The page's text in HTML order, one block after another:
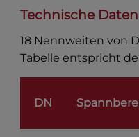
Technische
18 Nennweiten von
Tabelle entspricht
DN